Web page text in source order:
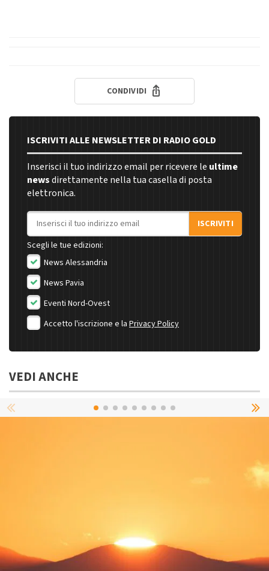
CONDIVIDI
ISCRIVITI ALLE NEWSLETTER DI RADIO GOLD
Inserisci il tuo indirizzo email per ricevere le ultime
newsdirettamente nella tua casella di posta
elettronica.
Indirizzo email
ISCRIVITI
Scegli le tue edizioni:
News Alessandria
News Pavia
Eventi Nord-Ovest
Accetto l'iscrizione e la Privacy Policy
VEDI ANCHE